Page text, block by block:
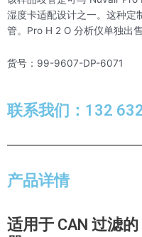
湿度卡适配设计之一。这种定
管。Pro H 2 O 分析仪单独出售
货号：99-9607-DP-6071
联系我们：132
产品详情
适用于 CAN 过滤